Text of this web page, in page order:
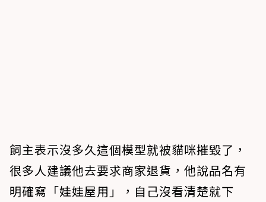
飼主表示沒多久這個模型就被貓咪摧毀了，
很多人建議他去要求商家退貨，他說品名有
明確寫「娃娃屋用」，自己沒看清楚就下